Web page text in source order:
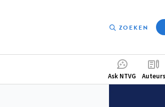
ZOEKEN
Ask NTVG Auteurs